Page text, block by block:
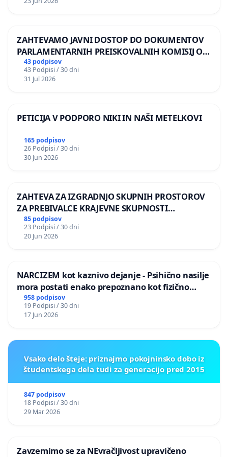
ZAHTEVAMO JAVNI DOSTOP DO DOKUMENTOV
PARLAMENTARNIH PREISKOVALNIH KOMISIJ O
ILEGALNI TRGOVINI Z OROŽJEM
43 podpisov
43 Podpisi / 30 dni
31 Jul 2026
PETICIJA V PODPORO NIKI IN NAŠI METELKOVI
165 podpisov
26 Podpisi / 30 dni
30 Jun 2026
ZAHTEVA ZA IZGRADNJO SKUPNIH PROSTOROV
ZA PREBIVALCE KRAJEVNE SKUPNOSTI
PRESTRANEK
85 podpisov
23 Podpisi / 30 dni
20 Jun 2026
NARCIZEM kot kaznivo dejanje - Psihično nasilje
mora postati enako prepoznano kot fizično
nasilje
958 podpisov
19 Podpisi / 30 dni
17 Jun 2026
Vsako delo šteje: priznajmo pokojninsko dobo iz
študentskega dela tudi za generacijo pred 2015
847 podpisov
18 Podpisi / 30 dni
29 Mar 2026
Zavzemimo se za NEvračljivost upravičeno